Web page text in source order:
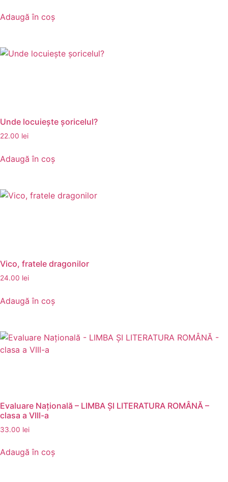
Adaugă în coș
Unde locuiește șoricelul?
22.00 lei
Adaugă în coș
Vico, fratele dragonilor
24.00 lei
Adaugă în coș
Evaluare Națională – LIMBA ȘI LITERATURA ROMÂNĂ –
clasa a VIII-a
33.00 lei
Adaugă în coș